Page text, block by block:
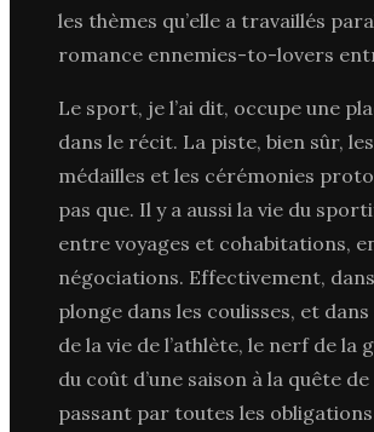
les thèmes qu’elle a travaillés
romance ennemies-to-lovers
Le sport, je l’ai dit, occupe une
dans le récit. La piste, bien sûr,
médailles et les cérémonies
pas que. Il y a aussi la vie du
entre voyages et cohabitations,
négociations. Effectivement,
plonge dans les coulisses, et
de la vie de l’athlète, le nerf de la
du coût d’une saison à la quête
passant par toutes les